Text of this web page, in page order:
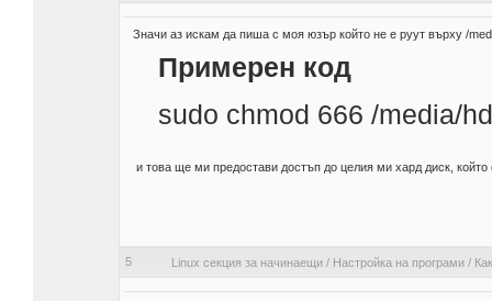
Значи аз искам да пиша с моя юзър който не е руут върху /
Примерен код
sudo chmod 666 /media/
и това ще ми предостави достъп до целия ми хард диск,
5 Linux секция за начинаещи/ Настройка на програми/